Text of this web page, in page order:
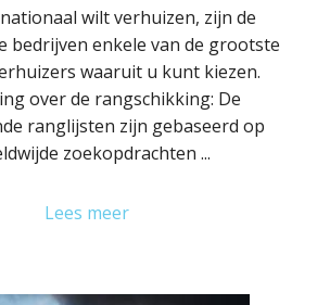
wilt verhuizen, zijn de
bedrijven enkele van de grootste
waaruit u kunt kiezen.
over de rangschikking: De
ranglijsten zijn gebaseerd op
zoekopdrachten ...
Lees meer